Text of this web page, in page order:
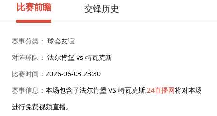
比赛前瞻 交锋历史
赛事分类： 球会友谊
对阵球队： 法尔肯堡 vs 特瓦克斯
比赛时间： 2026-06-03 23:30
赛事信息： 本场包含了法尔肯堡 VS 特瓦克斯,24直播网将对本场
进行免费视频直播。